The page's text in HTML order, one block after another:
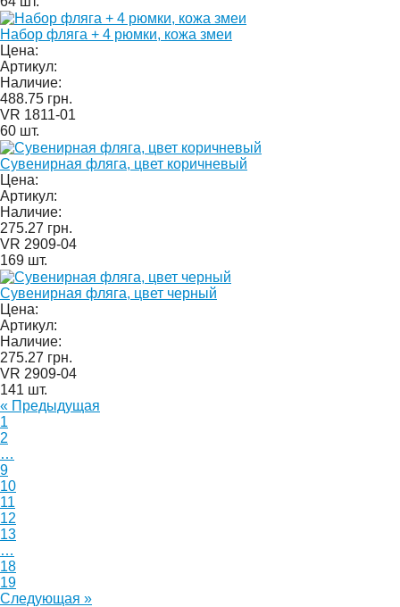
Набор фляга + 4 рюмки, кожа змеи
Цена:
Артикул:
Наличие:
488.75 грн.
VR 1811-01
60 шт.
Сувенирная фляга, цвет коричневый
Цена:
Артикул:
Наличие:
275.27 грн.
VR 2909-04
169 шт.
Сувенирная фляга, цвет черный
Цена:
Артикул:
Наличие:
275.27 грн.
VR 2909-04
141 шт.
« Предыдущая
1
2
…
9
10
11
12
13
…
18
19
Следующая »